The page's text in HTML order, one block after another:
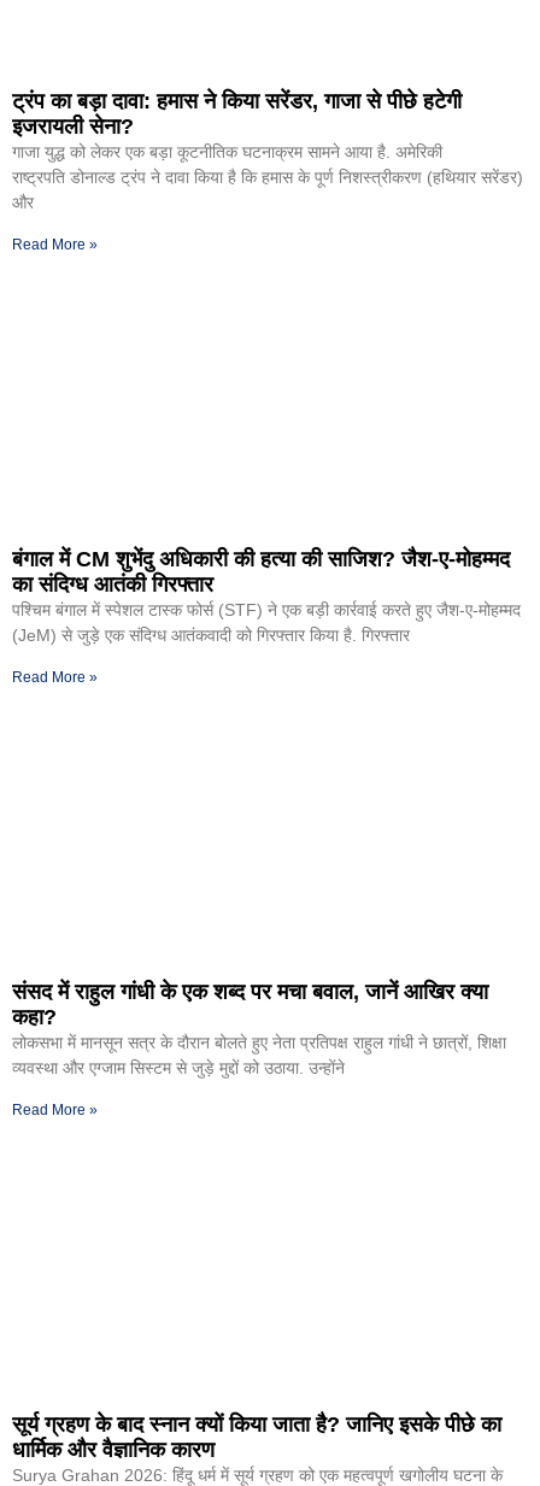
ट्रंप का बड़ा दावा: हमास ने किया सरेंडर, गाजा से पीछे हटेगी
इजरायली सेना?
गाजा युद्ध को लेकर एक बड़ा कूटनीतिक घटनाक्रम सामने आया है. अमेरिकी
राष्ट्रपति डोनाल्ड ट्रंप ने दावा किया है कि हमास के पूर्ण निशस्त्रीकरण (हथियार सरेंडर)
और
Read More »
बंगाल में CM शुभेंदु अधिकारी की हत्या की साजिश? जैश-ए-मोहम्मद
का संदिग्ध आतंकी गिरफ्तार
पश्चिम बंगाल में स्पेशल टास्क फोर्स (STF) ने एक बड़ी कार्रवाई करते हुए जैश-ए-मोहम्मद
(JeM) से जुड़े एक संदिग्ध आतंकवादी को गिरफ्तार किया है. गिरफ्तार
Read More »
संसद में राहुल गांधी के एक शब्द पर मचा बवाल, जानें आखिर क्या
कहा?
लोकसभा में मानसून सत्र के दौरान बोलते हुए नेता प्रतिपक्ष राहुल गांधी ने छात्रों, शिक्षा
व्यवस्था और एग्जाम सिस्टम से जुड़े मुद्दों को उठाया. उन्होंने
Read More »
सूर्य ग्रहण के बाद स्नान क्यों किया जाता है? जानिए इसके पीछे का
धार्मिक और वैज्ञानिक कारण
Surya Grahan 2026: हिंदू धर्म में सूर्य ग्रहण को एक महत्वपूर्ण खगोलीय घटना के